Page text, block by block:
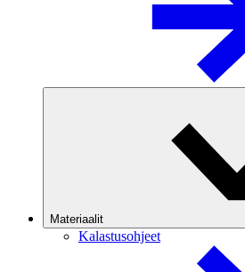
Materiaalit
Kalastusohjeet